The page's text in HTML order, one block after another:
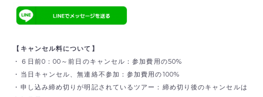
【キャンセル料について】
・６日前0：00～前日のキャンセル：参加費用の50%
・当日キャンセル、無連絡不参加：参加費用の100%
・申し込み締め切りが明記されているツアー：締め切り後のキャンセルは